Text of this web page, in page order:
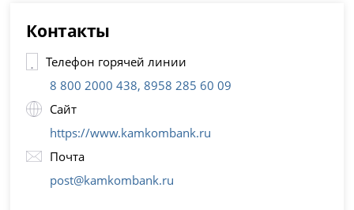
Контакты
Телефон горячей линии
8 800 2000 438, 8958 285 60 09
Сайт
https://www.kamkombank.ru
Почта
post@kamkombank.ru